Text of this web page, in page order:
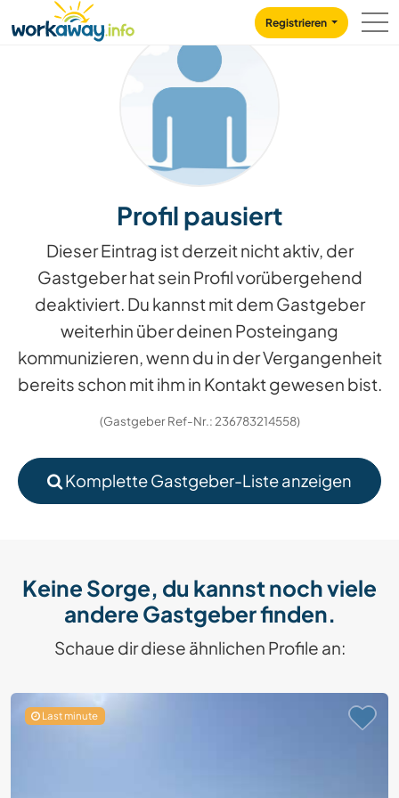
CONTENT
MAIN NAVIGATION
Registrieren
Profil pausiert
Dieser Eintrag ist derzeit nicht aktiv, der
Gastgeber hat sein Profil vorübergehend
deaktiviert. Du kannst mit dem Gastgeber
weiterhin über deinen Posteingang
kommunizieren, wenn du in der Vergangenheit
bereits schon mit ihm in Kontakt gewesen bist.
(Gastgeber Ref-Nr.: 236783214558)
Komplette Gastgeber-Liste anzeigen
Keine Sorge, du kannst noch viele
andere Gastgeber finden.
Schaue dir diese ähnlichen Profile an:
Last minute